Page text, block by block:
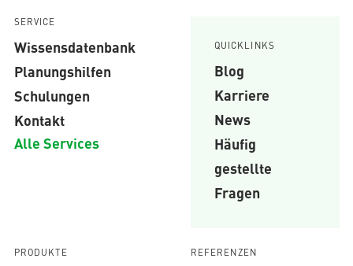
SERVICE
Wissensdatenbank
Planungshilfen
Schulungen
Kontakt
Alle Services
QUICKLINKS
Blog
Karriere
News
Häufig
gestellte
Fragen
PRODUKTE REFERENZEN